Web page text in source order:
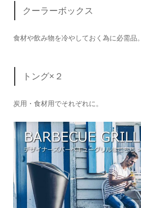
クーラーボックス
食材や飲み物を冷やしておく為に必需品。
トング×２
炭用・食材用でそれぞれに。